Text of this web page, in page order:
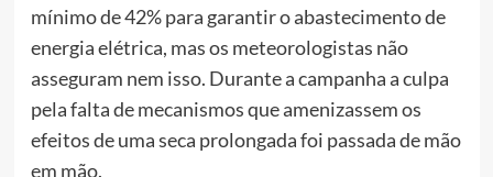
mínimo de 42% para garantir o abastecimento de
energia elétrica, mas os meteorologistas não
asseguram nem isso. Durante a campanha a culpa
pela falta de mecanismos que amenizassem os
efeitos de uma seca prolongada foi passada de mão
em mão.